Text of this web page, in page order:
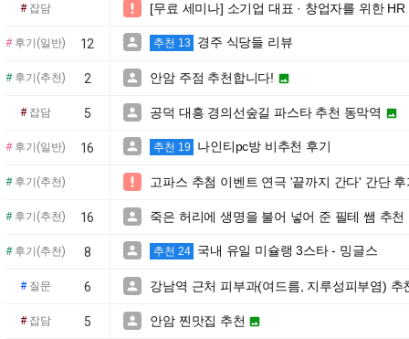
#잡담  [무료 세미나] 소기업 대표 · 창업자를 위한
#후기(일반) 12  추천 13 경주 식당들 리뷰
#후기(추천) 2  안암 주점 추천합니다! 
#잡담 5  공덕 대흥 경의선숲길 파스타 추천 동막역 
#후기(일반) 16  추천 19 나인티pc방 비추천 후기
#후기(추천)  고파스 추첨 이벤트 연극 '끝까지 간다' 간단
#후기(추천) 16  죽은 허리에 생명을 불어 넣어 준 필테 쌤 추천
#후기(추천) 8  추천 24 국내 유일 미슐랭 3스타 - 밍글스
#질문 6  강남역 근처 피부과(여드름, 지루성피부염) 추
#잡담 5  안암 찐맛집 추천 